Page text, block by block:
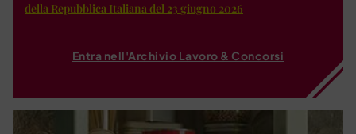
della Repubblica Italiana del 23 giugno 2026
Entra nell'Archivio Lavoro & Concorsi